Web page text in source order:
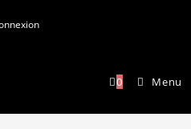
0 Menu